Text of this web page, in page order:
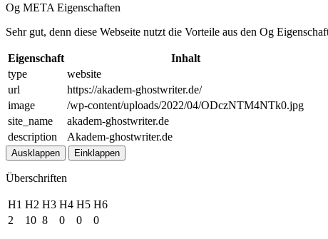
Og META Eigenschaften
Sehr gut, denn diese Webseite nutzt die Vorteile aus den Og
Eigenschaft
Inhalt
type
website
url
https://akadem-ghostwriter.de/
image
/wp-content/uploads/2022/04/ODczNTM4NTk0.jpg
site_name
akadem-ghostwriter.de
description
Akadem-ghostwriter.de
Ausklappen Einklappen
Überschriften
H1 H2 H3 H4 H5 H6
2
10 8 0 0 0